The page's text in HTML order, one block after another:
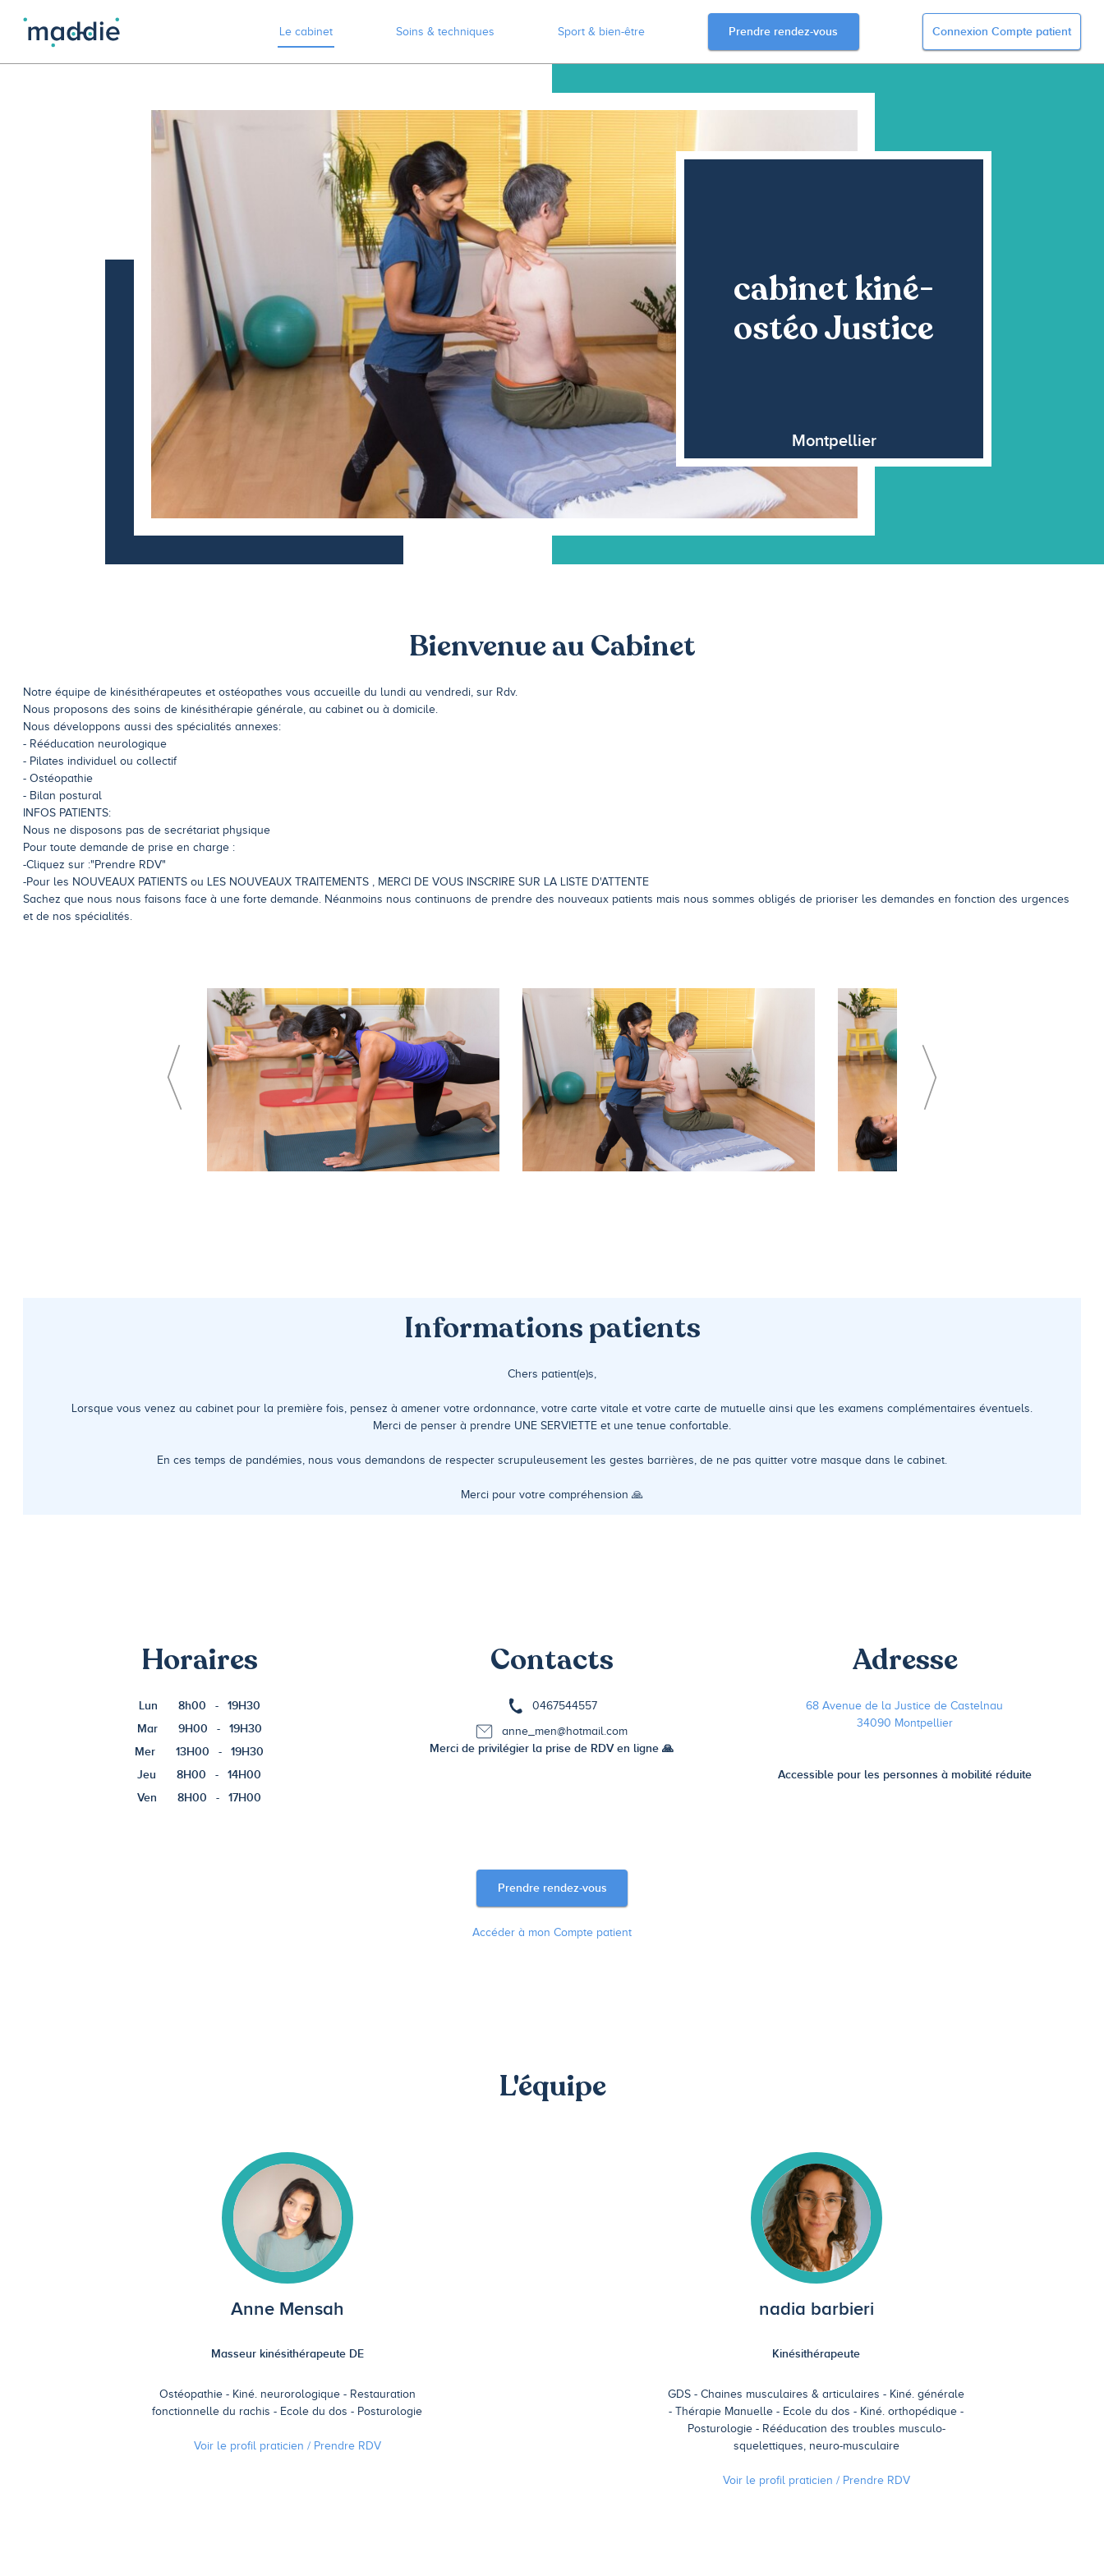
Le cabinet Soins & techniques Sport & bien-être Prendre rendez-vous Connexion Compte patient
cabinet kiné-
ostéo Justice
Montpellier
Bienvenue au Cabinet
Notre équipe de kinésithérapeutes et ostéopathes vous accueille du lundi au vendredi, sur Rdv.
Nous proposons des soins de kinésithérapie générale, au cabinet ou à domicile.
Nous développons aussi des spécialités annexes:
- Rééducation neurologique
- Pilates individuel ou collectif
- Ostéopathie
- Bilan postural
INFOS PATIENTS:
Nous ne disposons pas de secrétariat physique
Pour toute demande de prise en charge :
-Cliquez sur :"Prendre RDV"
-Pour les NOUVEAUX PATIENTS ou LES NOUVEAUX TRAITEMENTS , MERCI DE VOUS INSCRIRE SUR LA LISTE D'ATTENTE
Sachez que nous nous faisons face à une forte demande. Néanmoins nous continuons de prendre des nouveaux patients mais nous sommes obligés de prioriser les demandes en fonction des urgences
et de nos spécialités.
Informations patients
Chers patient(e)s,
Lorsque vous venez au cabinet pour la première fois, pensez à amener votre ordonnance, votre carte vitale et votre carte de mutuelle ainsi que les examens complémentaires éventuels.
Merci de penser à prendre UNE SERVIETTE et une tenue confortable.
En ces temps de pandémies, nous vous demandons de respecter scrupuleusement les gestes barrières, de ne pas quitter votre masque dans le cabinet.
Merci pour votre compréhension 🙏
Horaires
Lun 8h00 -
19H30
Mar
9H00 -
19H30
Mer
13H00 -
19H30
Jeu
8H00 -
14H00
Ven
8H00 - 17H00
Contacts
0467544557
anne_men@hotmail.com
Merci de privilégier la prise de RDV en ligne 🙏
Adresse
68 Avenue de la Justice de Castelnau
34090 Montpellier
Accessible pour les personnes à mobilité réduite
Prendre rendez-vous
Accéder à mon Compte patient
L'équipe
Anne Mensah
Masseur kinésithérapeute DE
Ostéopathie Kiné. neurorologique
Restauration
fonctionnelle du rachis
Ecole du dos Posturologie
Voir le profil praticien / Prendre RDV
nadia barbieri
Kinésithérapeute
GDS - Chaines musculaires & articulaires
Kiné. générale
Thérapie Manuelle
Ecole du dos
Kiné. orthopédique
Posturologie
Rééducation des troubles musculo-
squelettiques, neuro-musculaire
Voir le profil praticien / Prendre RDV